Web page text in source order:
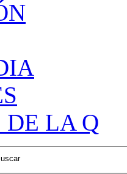
DE LA Q